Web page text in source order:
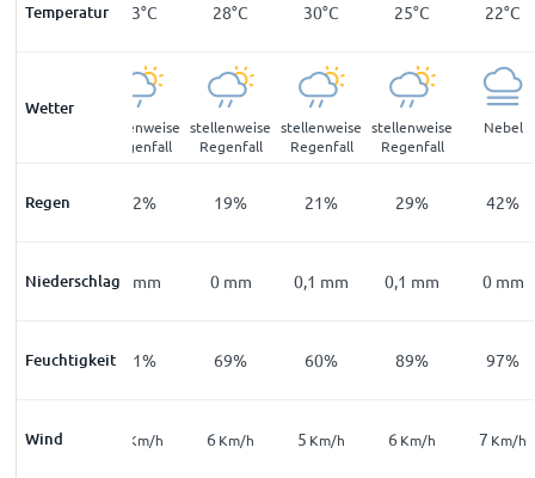
Temperatur
21°C 23°C 28°C 30°C 25°C 22°C
Wetter
stellenweise
Regenfall
stellenweise
Regenfall
stellenweise
Regenfall
stellenweise
Regenfall
Nebel
Regen
43% 32% 19% 21% 29% 42%
Niederschlag
0 mm 0 mm 0 mm 0,1 mm 0,1 mm 0 mm
Feuchtigkeit
98% 91% 69% 60% 89% 97%
Wind
4Km/h Km/h 6 Km/h 5 Km/h 6 Km/h 7 Km/h